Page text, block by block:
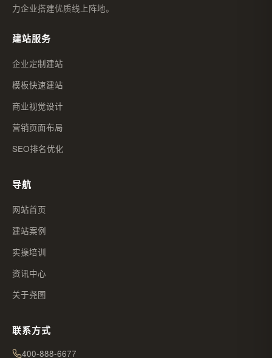
力企业搭建优质线上阵地。
建站服务
企业定制建站
模板快速建站
商业视觉设计
营销页面布局
SEO排名优化
导航
网站首页
建站案例
实操培训
资讯中心
关于尧图
联系方式
400-888-6677